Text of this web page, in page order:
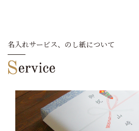
名入れサービス、のし紙について